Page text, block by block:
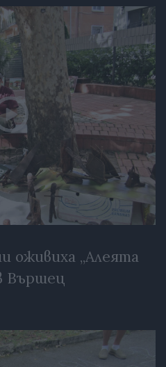
оживиха „Алеята
Вършец